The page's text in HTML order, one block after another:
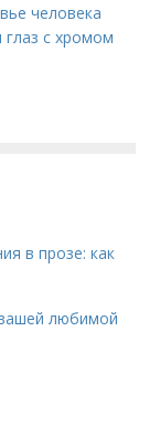
человека
с хромом
в прозе: как
любимой